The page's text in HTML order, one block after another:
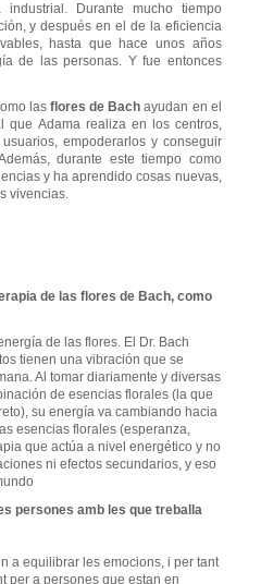
Durante mucho tiempo
y después en el de la eficiencia
hasta que hace unos años
de las personas. Y fue entonces
lasflores de Bach ayudan en el
que Adama realiza en los centros,
empoderarlos y conseguir
durante este tiempo como
y ha aprendido cosas nuevas,
vivencias.
de las flores de Bach, como
de las flores. El Dr. Bach
tienen una vibración que se
Al tomar diariamente y diversas
de esencias florales (la que
su energía va cambiando hacia
esencias florales (esperanza,
que actúa a nivel energético y no
ni efectos secundarios, y eso
persones amb les que treballa
a equilibrar les emocions i per tant
per a persones que estan en